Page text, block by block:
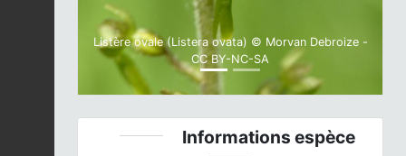
Listère ovale (Listera ovata) © Morvan Debroize -
CC BY-NC-SA
Informations espèce